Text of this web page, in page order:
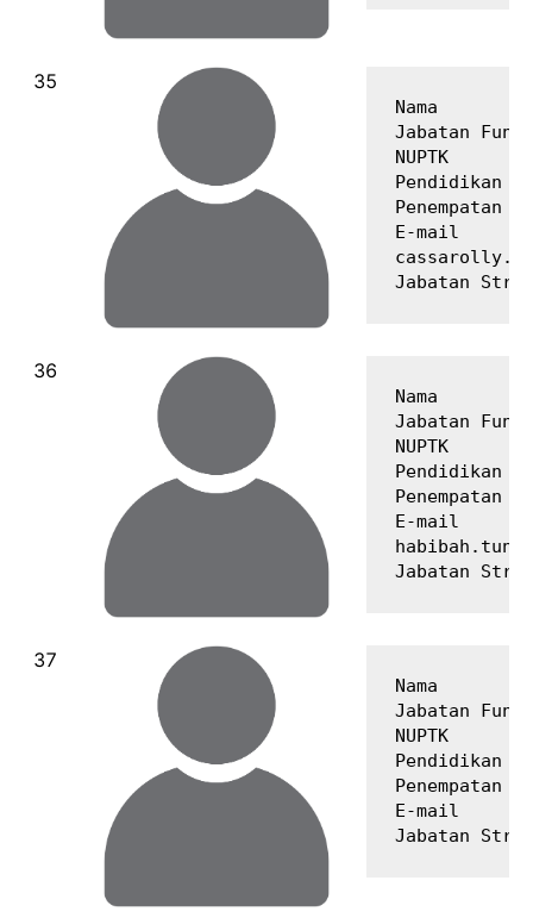
Nama
Jabatan
NUPTK
Pendidikan
E-mail
Nama
Jabatan
NUPTK
Pendidikan
E-mail
Nama
Jabatan
NUPTK
Pendidikan
E-mail